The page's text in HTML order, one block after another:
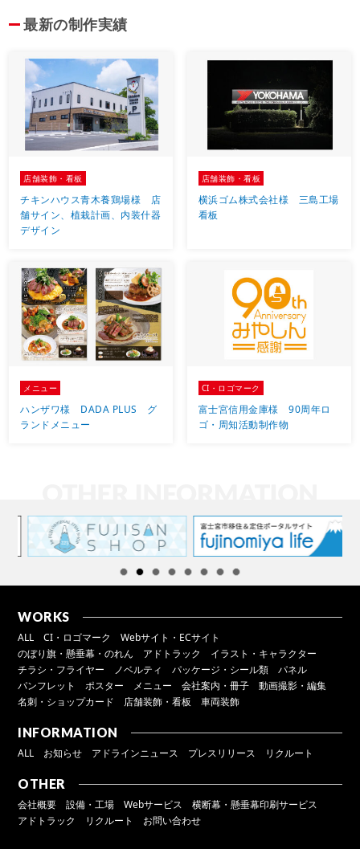
最新の制作実績
店舗装飾・看板
チキンハウス青木養鶏場様 店
舗サイン、植栽計画、内装什器
デザイン
店舗装飾・看板
横浜ゴム株式会社様 三島工場
看板
メニュー
ハンザワ様 DADA PLUS グ
ランドメニュー
CI・ロゴマーク
富士宮信用金庫様 90周年ロ
ゴ・周知活動制作物
WORKS
ALL CI・ロゴマーク
Webサイト・ECサイト
のぼり旗・懸垂幕・のれん
アドトラック
イラスト・キャラクター
チラシ・フライヤー
ノベルティ パッケージ・シール類
パネル
パンフレット
ポスター メニュー 会社案内・冊子
動画撮影・編集
名刺・ショップカード
店舗装飾・看板 車両装飾
INFORMATION
ALL お知らせ アドラインニュース プレスリリース リクルート
OTHER
会社概要 設備・工場 Webサービス
横断幕・懸垂幕印刷サービス
アドトラック
リクルート お問い合わせ